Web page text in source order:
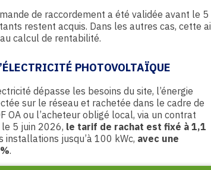
de raccordement a été validée avant le 5
restent acquis. Dans les autres cas, cette
calcul de rentabilité.
PHOTOVOLTAÏQUE
dépasse les besoins du site, l’énergie
sur le réseau et rachetée dans le cadre de
OA ou l’acheteur obligé local, via un contrat
5 juin 2026, le tarif de rachat est fixé à 1,1
installations jusqu’à 100 kWc, avec une
.